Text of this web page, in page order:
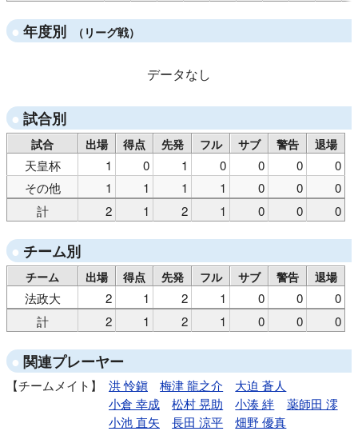
年度別 （リーグ戦）
データなし
試合別
試合 出場 得点 先発 フル サブ 警告 退場
天皇杯 1 0 1 0 0 0
0
その他
1 1 1 1 0 0
0
計
2 1 2 1 0 0 0
チーム別
チーム 出場 得点 先発 フル サブ 警告 退場
法政大 2 1 2 1 0 0
0
計
2 1 2 1 0 0 0
関連プレーヤー
チームメイト 洪 怜鎭 梅津 龍之介
大迫 蒼人
小倉 幸成
松村 晃助 小湊 絆
薬師田 澪
小池 直矢
長田 涼平
畑野 優真